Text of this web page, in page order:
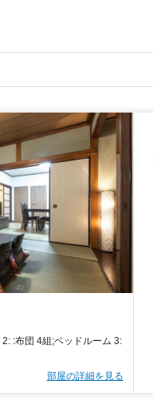
:布団 4組;ベッドルーム 3:
部屋の詳細を見る